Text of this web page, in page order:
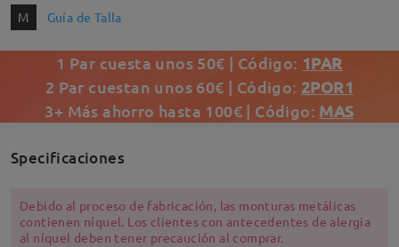
M Guía de Talla
1 Par cuesta unos 50€ | Código: 1PAR
2 Par cuestan unos 60€ | Código: 2POR1
3+ Más ahorro hasta 100€ | Código: MAS
Specificaciones
Debido al proceso de fabricación, las monturas metálicas
contienen níquel. Los clientes con antecedentes de alergia
al níquel deben tener precaución al comprar.